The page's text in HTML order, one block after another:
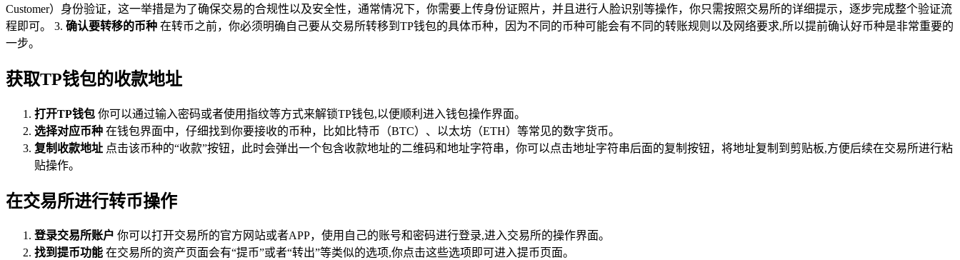
Customer）身份验证，这一举措是为了确保交易的合规性以及安全性，通常情况下，你需要上传身份证照片，并且进行人脸识别等操作，你只需按照交易所的详细提示，逐步完成整个验证流
程即可。 3. 确认要转移的币种 在转币之前，你必须明确自己要从交易所转移到TP钱包的具体币种，因为不同的币种可能会有不同的转账规则以及网络要求,所以提前确认好币种是非常重要的
一步。
获取TP钱包的收款地址
打开TP钱包 你可以通过输入密码或者使用指纹等方式来解锁TP钱包,以便顺利进入钱包操作界面。
选择对应币种 在钱包界面中，仔细找到你要接收的币种，比如比特币（BTC）、以太坊（ETH）等常见的数字货币。
复制收款地址 点击该币种的“收款”按钮，此时会弹出一个包含收款地址的二维码和地址字符串，你可以点击地址字符串后面的复制按钮，将地址复制到剪贴板,方便后续在交易所进行粘
贴操作。
在交易所进行转币操作
登录交易所账户 你可以打开交易所的官方网站或者APP，使用自己的账号和密码进行登录,进入交易所的操作界面。
找到提币功能 在交易所的资产页面会有“提币”或者“转出”等类似的选项,你点击这些选项即可进入提币页面。